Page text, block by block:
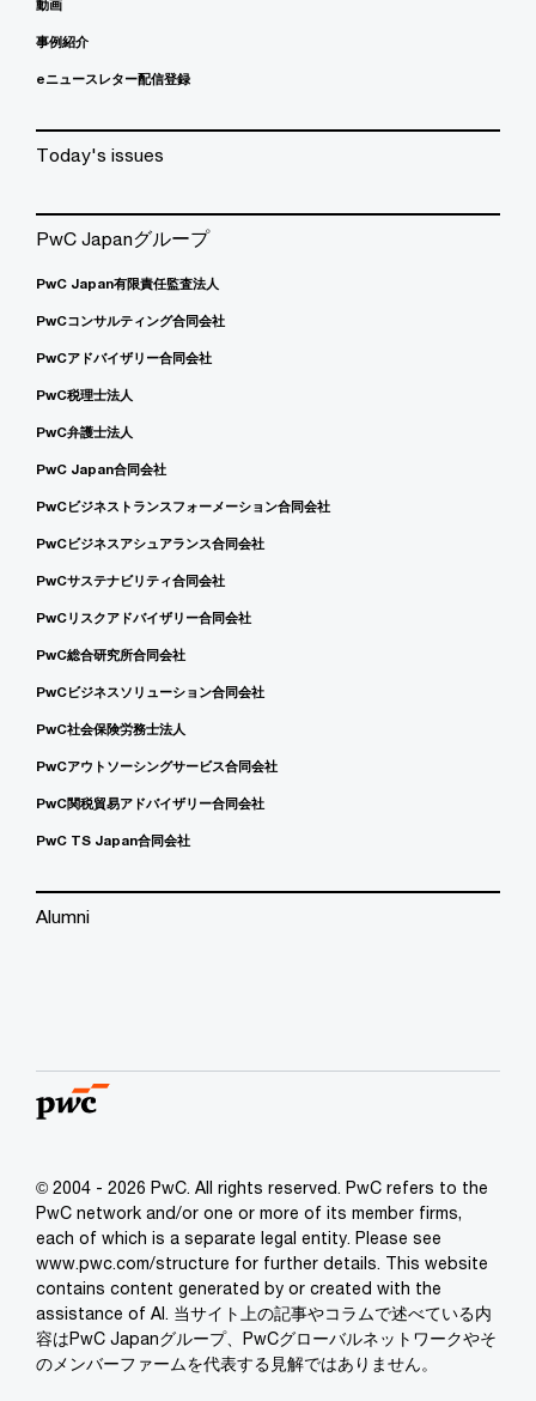
動画
事例紹介
eニュースレター配信登録
Today's issues
PwC Japanグループ
PwC Japan有限責任監査法人
PwCコンサルティング合同会社
PwCアドバイザリー合同会社
PwC税理士法人
PwC弁護士法人
PwC Japan合同会社
PwCビジネストランスフォーメーション合同会社
PwCビジネスアシュアランス合同会社
PwCサステナビリティ合同会社
PwCリスクアドバイザリー合同会社
PwC総合研究所合同会社
PwCビジネスソリューション合同会社
PwC社会保険労務士法人
PwCアウトソーシングサービス合同会社
PwC関税貿易アドバイザリー合同会社
PwC TS Japan合同会社
Alumni
© 2004 - 2026 PwC. All rights reserved. PwC refers to the
PwC network and/or one or more of its member firms,
each of which is a separate legal entity. Please see
www.pwc.com/structure for further details. This website
contains content generated by or created with the
assistance of AI. 当サイト上の記事やコラムで述べている内
容はPwC Japanグループ、PwCグローバルネットワークやそ
のメンバーファームを代表する見解ではありません。